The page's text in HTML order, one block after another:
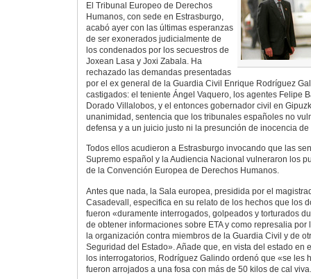
El Tribunal Europeo de Derechos
Humanos, con sede en Estrasburgo,
acabó ayer con las últimas esperanzas
de ser exonerados judicialmente de
los condenados por los secuestros de
Joxean Lasa y Joxi Zabala. Ha
rechazado las demandas presentadas
por el ex general de la Guardia Civil Enrique Rodríguez
castigados: el teniente Ángel Vaquero, los agentes Felipe
Dorado Villalobos, y el entonces gobernador civil en
unanimidad, sentencia que los tribunales españoles no
defensa y a un juicio justo ni la presunción de inocencia
Todos ellos acudieron a Estrasburgo invocando que las
Supremo español y la Audiencia Nacional vulneraron los
de la Convención Europea de Derechos Humanos.
Antes que nada, la Sala europea, presidida por el
Casadevall, especifica en su relato de los hechos que los
fueron «duramente interrogados, golpeados y torturados
de obtener informaciones sobre ETA y como represalia
la organización contra miembros de la Guardia Civil y de
Seguridad del Estado». Añade que, en vista del estado en
los interrogatorios, Rodríguez Galindo ordenó que «se les
fueron arrojados a una fosa con más de 50 kilos de cal viva.